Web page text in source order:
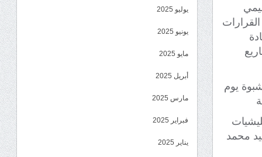
شبوة يوم
محمد
يوليو 2025
يونيو 2025
مايو 2025
أبريل 2025
مارس 2025
فبراير 2025
يناير 2025